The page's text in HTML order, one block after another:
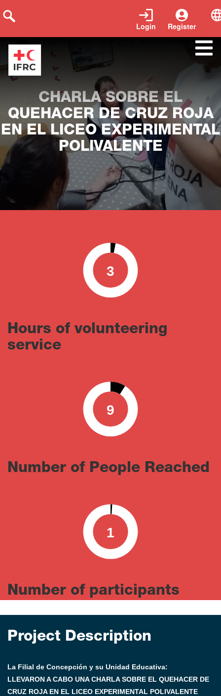
Register
Login
CHARLA SOBRE EL
QUEHACER DE CRUZ ROJA
EN EL LICEO EXPERIMENTAL
POLIVALENTE
3
0 100
Hours of volunteering
service
9
0 100
Number of People Reached
1
0 100
Number of participants
Project Description
La Filial de Concepción y su Unidad Educativa:
LLEVARON A CABO UNA CHARLA SOBRE EL QUEHACER DE
CRUZ ROJA EN EL LICEO EXPERIMENTAL POLIVALENTE